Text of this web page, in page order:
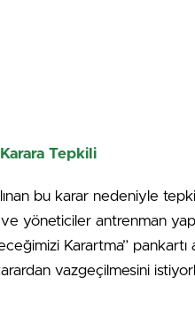
Tepkili
bu karar nedeniyle
yöneticiler antrenman
Karartma”
vazgeçilmesini